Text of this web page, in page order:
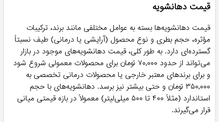
قیمت دهانشویه
قیمت دهانشویه‌ها بسته به عوامل مختلفی مانند برند، ترکیبات
مؤثره، حجم بطری و نوع محصول (آرایشی یا درمانی) طیف نسبتاً
گسترده‌ای دارد. به طور کلی، قیمت دهانشویه‌های موجود در بازار
می‌تواند از حدود ۷۰,۰۰۰ تومان برای محصولات معمولی شروع شود
و برای برندهای معتبر خارجی یا محصولات درمانی تخصصی به
۳۵۰,۰۰۰ تومان و حتی بیشتر نیز برسد. دهانشویه‌های با حجم
استاندارد (مثلاً ۴۰۰ تا ۵۰۰ میلی‌لیتر) معمولاً در بازه قیمتی میانی
قرار می‌گیرند.